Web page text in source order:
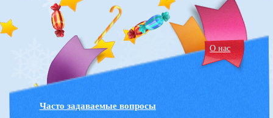
О нас
Часто задаваемые вопросы